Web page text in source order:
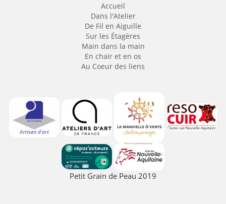
Accueil
Dans l'Atelier
De Fil en Aiguille
Sur les Étagères
Main dans la main
En chair et en os
Au Coeur des liens
Petit Grain de Peau 2019